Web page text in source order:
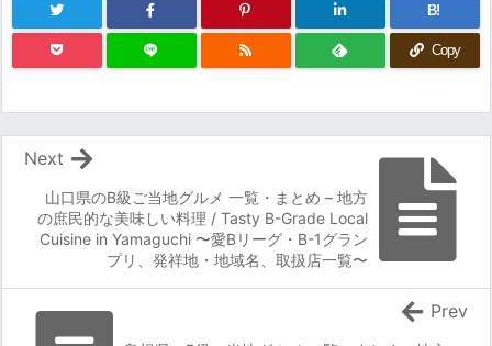
B!
Copy
山口県のB級ご当地グルメ 一覧・まとめ – 地方
の庶民的な美味しい料理 / Tasty B-Grade Local
Cuisine in Yamaguchi 〜愛Bリーグ・B-1グラン
プリ、発祥地・地域名、取扱店一覧〜
Next
Prev